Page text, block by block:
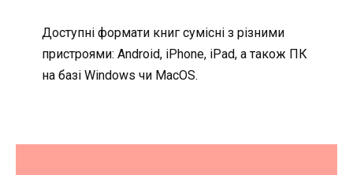
Доступні формати книг сумісні з різними
пристроями: Android, iPhone, iPad, а також ПК
на базі Windows чи MacOS.